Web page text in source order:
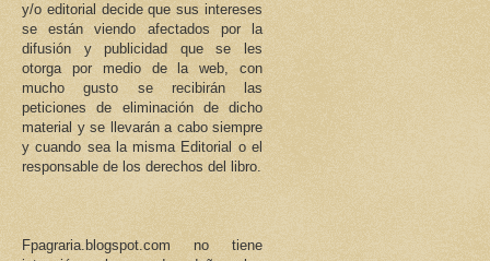
y/o editorial decide que sus intereses
se están viendo afectados por la
difusión y publicidad que se les
otorga por medio de la web, con
mucho gusto se recibirán las
peticiones de eliminación de dicho
material y se llevarán a cabo siempre
y cuando sea la misma Editorial o el
responsable de los derechos del libro.
Fpagraria.blogspot.com no tiene